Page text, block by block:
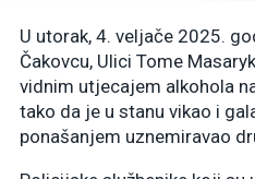
U utorak, 4. veljače 2025.
Čakovcu, Ulici Tome
vidnim utjecajem alkohola
tako da je u stanu vikao i
ponašanjem uznemiravao